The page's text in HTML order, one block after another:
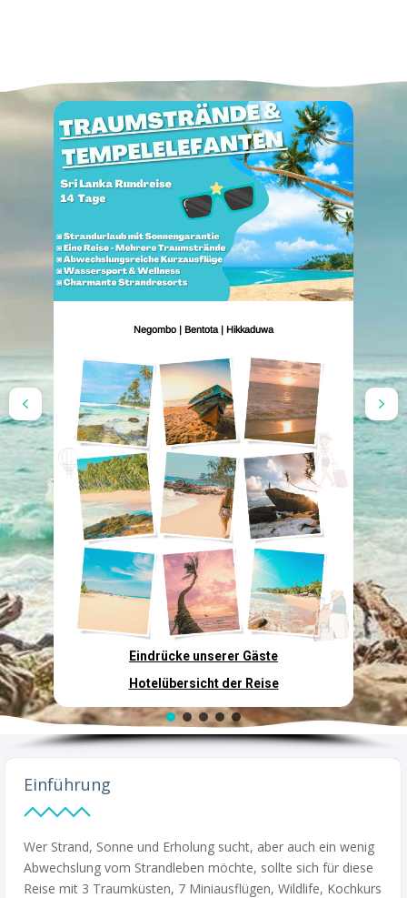
Eindrücke unserer Gäste
Negombo | Bentota | Hikkaduwa
Hotelübersicht der Reise
Einführung
Wer Strand, Sonne und Erholung sucht, aber auch ein wenig
Abwechslung vom Strandleben möchte, sollte sich für diese
Reisemit 3 Traumküsten, 7 Miniausflügen, Wildlife, Kochkurs